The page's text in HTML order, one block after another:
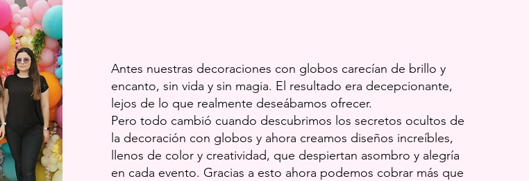
Antes nuestras decoraciones con globos carecían de brillo y
encanto, sin vida y sin magia. El resultado era decepcionante,
lejos de lo que realmente deseábamos ofrecer.
Pero todo cambió cuando descubrimos los secretos ocultos de
la decoración con globos y ahora creamos diseños increíbles,
llenos de color y creatividad, que despiertan asombro y alegría
en cada evento. Gracias a esto ahora podemos cobrar más que